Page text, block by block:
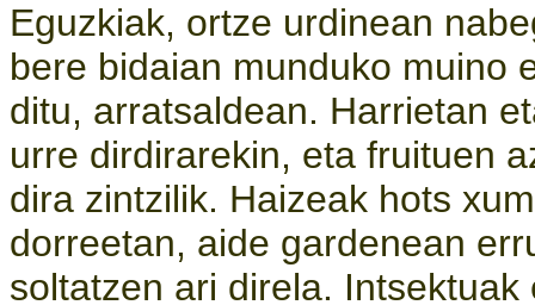
Eguzkiak, ortze urdinean
bere bidaian munduko muino
ditu, arratsaldean. Harrietan
urre dirdirarekin, eta fruituen
dira zintzilik. Haizeak hots
dorreetan, aide gardenean
soltatzen ari direla.